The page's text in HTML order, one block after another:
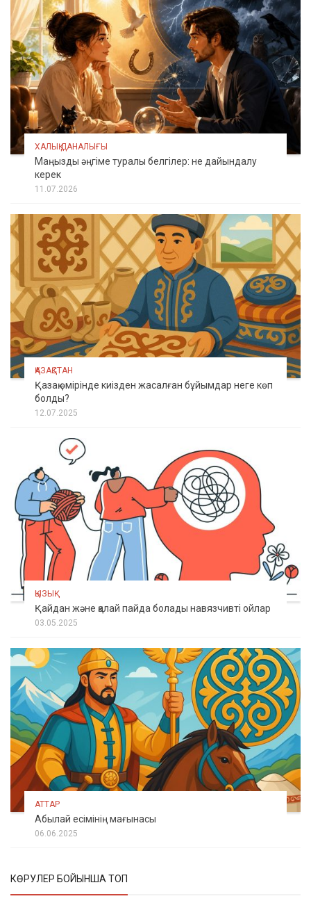
ХАЛЫҚ ДАНАЛЫҒЫ
Маңызды әңгіме туралы белгілер: не дайындалу
керек
11.07.2026
ҚАЗАҚСТАН
Қазақ өмірінде киізден жасалған бұйымдар неге көп
болды?
12.07.2025
ҚЫЗЫҚ
Қайдан және қалай пайда болады навязчивті ойлар
03.05.2025
АТТАР
Абылай есімінің мағынасы
06.06.2025
КӨРУЛЕР БОЙЫНША ТОП